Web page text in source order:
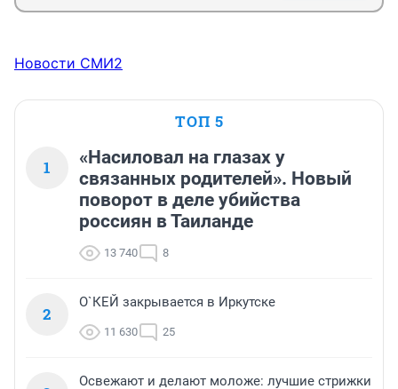
Новости СМИ2
ТОП 5
1
«Насиловал на глазах у
связанных родителей». Новый
поворот в деле убийства
россиян в Таиланде
13 740 8
2
О`КЕЙ закрывается в Иркутске
11 630 25
Освежают и делают моложе: лучшие стрижки